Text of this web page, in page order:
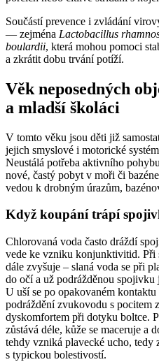
Součástí prevence i zvládání
—⁠ zejména Lactobacillus
boulardii, která mohou pomoci
a zkrátit dobu trvání potíží.
Věk neposedných
a mladší školáci
V tomto věku jsou děti již
jejich smyslové i motorické
Neustálá potřeba aktivního
nové, častý pobyt v moři či
vedou k drobným úrazům,
Když koupání trápí
Chlorovaná voda často dráždí
vede ke vzniku konjunktivitid. Při
dále zvyšuje –⁠ slaná voda se při
do očí a už podrážděnou
U uší se po opakovaném
podráždění zvukovodu s pocitem
dyskomfortem při dotyku boltce.
zůstává déle, kůže se maceruje a
tehdy vzniká plavecké ucho, tedy
s typickou bolestivostí.